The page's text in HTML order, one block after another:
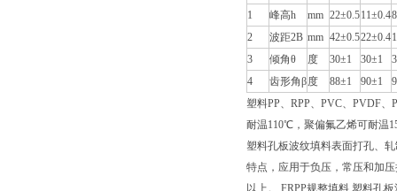
1
峰高h mm 22±0.511±0.4
2
波距2B mm 42±0.522±0.4
3
倾角θ 度 30±1 30±1
4
齿形角β度 88±1 90±1
塑料PP、RPP、PVC、PVDF
耐温110℃，聚偏氟乙烯可耐温
塑料孔板波纹填料表面打孔、
特点，应用于负压，常压和加
以上。 FRPP规整填料 塑料孔